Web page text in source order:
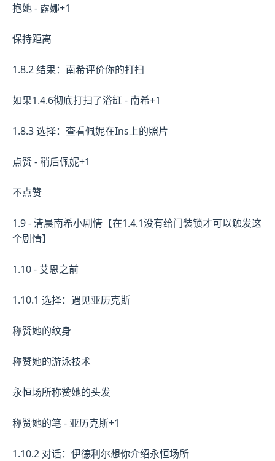
抱她 - 露娜+1
保持距离
1.8.2 结果：南希评价你的打扫
如果1.4.6彻底打扫了浴缸 - 南希+1
1.8.3 选择：查看佩妮在Ins上的照片
点赞 - 稍后佩妮+1
不点赞
1.9 - 清晨南希小剧情【在1.4.1没有给门装锁才可以触发这
个剧情】
1.10 - 艾恩之前
1.10.1 选择：遇见亚历克斯
称赞她的纹身
称赞她的游泳技术
永恒场所称赞她的头发
称赞她的笔 - 亚历克斯+1
1.10.2 对话：伊德利尔想你介绍永恒场所